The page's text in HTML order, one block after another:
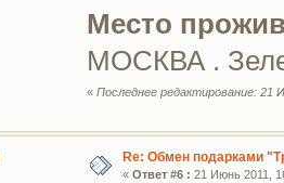
Место
МОСКВА .
«Последнее редактирование: 21
Re: Обмен подарками
« Ответ #6 : 21 Июнь 2011,